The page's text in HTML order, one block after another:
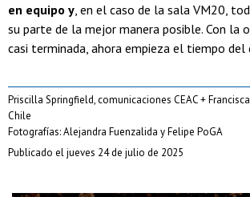
en equipo y, en el caso de la sala VM20,
su parte de la mejor manera posible. Con la
casi terminada, ahora empieza el tiempo
Priscilla Springfield, comunicaciones CEAC +
Chile
Fotografías: Alejandra Fuenzalida y Felipe PoGA
Publicado el jueves 24 de julio de 2025